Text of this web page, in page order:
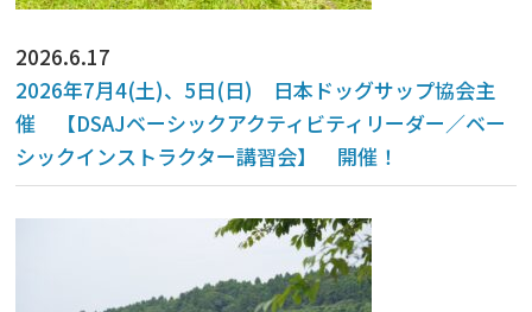
2026.6.17
2026年7月4(土)、5日(日) 日本ドッグサップ協会主
催 【DSAJベーシックアクティビティリーダー／ベー
シックインストラクター講習会】 開催！